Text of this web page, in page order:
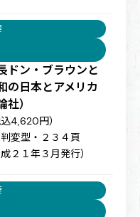
ドン・ブラウンと
の日本とアメリカ
社）
込4,620円）
変型・２３４頁
成２１年３月発行）